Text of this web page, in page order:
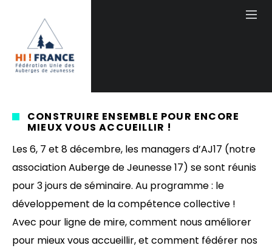
CONSTRUIRE ENSEMBLE POUR ENCORE
MIEUX VOUS ACCUEILLIR !
Les 6, 7 et 8 décembre, les managers d’AJ17 (notre
association Auberge de Jeunesse 17) se sont réunis
pour 3 jours de séminaire. Au programme : le
développement de la compétence collective !
Avec pour ligne de mire, comment nous améliorer
pour mieux vous accueillir, et comment fédérer nos